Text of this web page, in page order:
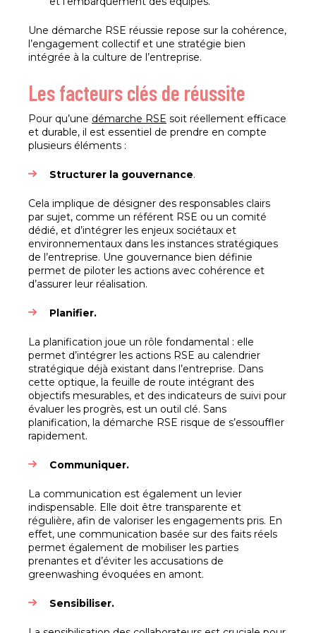
Une démarche RSE réussie repose sur la cohérence,
l’engagement collectif et une stratégie bien
intégrée à la culture de l’entreprise.
Les facteurs clés de réussite
Pour qu’une démarche RSE soit réellement efficace
et durable, il est essentiel de prendre en compte
plusieurs éléments :
Structurer la gouvernance.
Cela implique de désigner des responsables clairs
par sujet, comme un référent RSE ou un comité
dédié, et d’intégrer les enjeux sociétaux et
environnementaux dans les instances stratégiques
de l’entreprise. Une gouvernance bien définie
permet de piloter les actions avec cohérence et
d’assurer leur réalisation.
Planifier.
La planification joue un rôle fondamental : elle
permet d’intégrer les actions RSE au calendrier
stratégique déjà existant dans l’entreprise. Dans
cette optique, la feuille de route intégrant des
objectifs mesurables, et des indicateurs de suivi pour
évaluer les progrès, est un outil clé. Sans
planification, la démarche RSE risque de s’essouffler
rapidement.
Communiquer.
La communication est également un levier
indispensable. Elle doit être transparente et
régulière, afin de valoriser les engagements pris. En
effet, une communication basée sur des faits réels
permet également de mobiliser les parties
prenantes et d’éviter les accusations de
greenwashing évoquées en amont.
Sensibiliser.